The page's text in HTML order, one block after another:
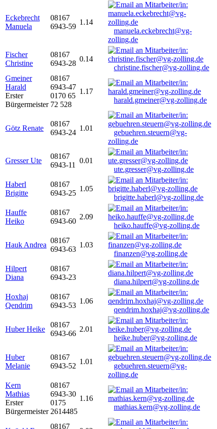
Eckebrecht
Manuela
08167
6943-59
1.14
manuela.eckebrecht@vg-
zolling.de
Fischer
Christine
08167
6943-28
0.14
christine.fischer@vg-zolling.de
Gmeiner
Harald
Erster
Bürgermeister
08167
6943-47
0170 65
72 528
1.17
harald.gmeiner@vg-zolling.de
Götz Renate
08167
6943-24
1.01
gebuehren.steuern@vg-
zolling.de
Gresser Ute
08167
6943-11
0.01
ute.gresser@vg-zolling.de
Haberl
Brigitte
08167
6943-25
1.05
brigitte.haberl@vg-zolling.de
Hauffe
Heiko
08167
6943-60
2.09
heiko.hauffe@vg-zolling.de
Hauk Andrea
08167
6943-63
1.03
finanzen@vg-zolling.de
Hilpert
Diana
08167
6943-23
diana.hilpert@vg-zolling.de
Hoxhaj
Qendrim
08167
6943-53
1.06
qendrim.hoxhaj@vg-zolling.de
Huber Heike
08167
6943-66
2.01
heike.huber@vg-zolling.de
Huber
Melanie
08167
6943-52
1.01
gebuehren.steuern@vg-
zolling.de
Kern
Mathias
Erster
Bürgermeister
08167
6943-30
0175
2614485
1.16
mathias.kern@vg-zolling.de
08167